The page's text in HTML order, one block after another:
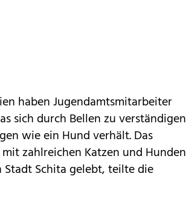
haben Jugendamtsmitarbeiter
sich durch Bellen zu verständigen
wie ein Hund verhält. Das
zahlreichen Katzen und Hunden
Schita gelebt, teilte die